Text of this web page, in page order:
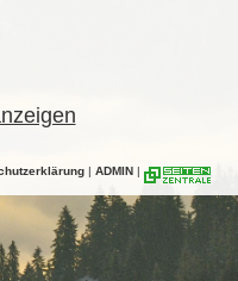
| ADMIN |